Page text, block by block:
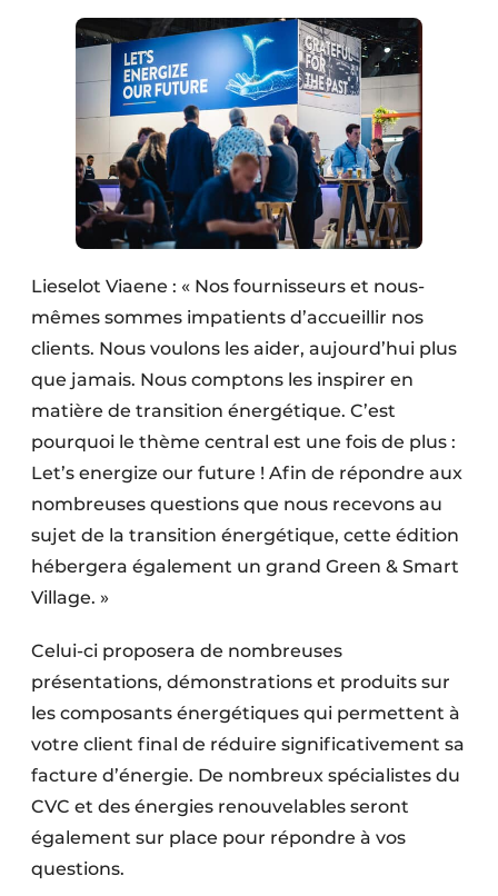
Lieselot Viaene : « Nos fournisseurs et nous-
mêmes sommes impatients d’accueillir nos
clients. Nous voulons les aider, aujourd’hui plus
que jamais. Nous comptons les inspirer en
matière de transition énergétique. C’est
pourquoi le thème central est une fois de plus :
Let’s energize our future ! Afin de répondre aux
nombreuses questions que nous recevons au
sujet de la transition énergétique, cette édition
hébergera également un grand Green & Smart
Village. »
Celui-ci proposera de nombreuses
présentations, démonstrations et produits sur
les composants énergétiques qui permettent à
votre client final de réduire significativement sa
facture d’énergie. De nombreux spécialistes du
CVC et des énergies renouvelables seront
également sur place pour répondre à vos
questions.